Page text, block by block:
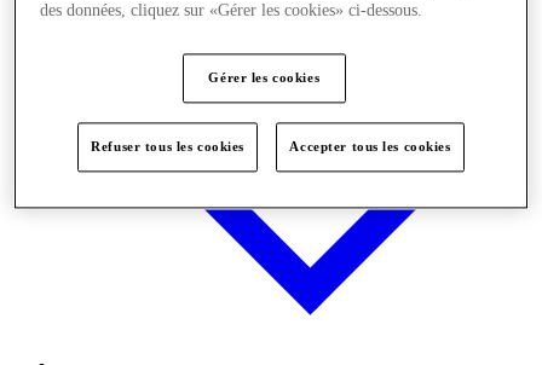
des données, cliquez sur «Gérer les cookies» ci-dessous.
Gérer les cookies
Refuser tous les cookies Accepter tous les cookies